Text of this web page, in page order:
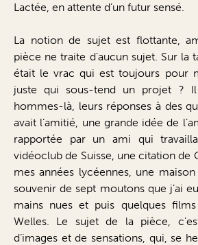
Lactée, en attente d’un futur sensé.
La notion de sujet est flottante,
pièce ne traite d’aucun sujet. Sur la
était le vrac qui est toujours pour
juste qui sous-tend un projet ?
hommes-là, leurs réponses à des
avait l’amitié, une grande idée de
rapportée par un ami qui
vidéoclub de Suisse, une citation de
mes années lycéennes, une
souvenir de sept moutons que j’ai
mains nues et puis quelques
Welles. Le sujet de la pièce,
d’images et de sensations, qui, se